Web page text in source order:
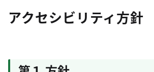
アクセシビリティ方針